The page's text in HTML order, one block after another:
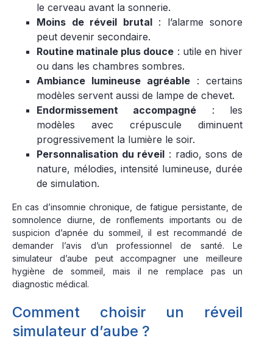
le cerveau avant la sonnerie.
Moins de réveil brutal: l’alarme sonore
peut devenir secondaire.
Routine matinale plus douce : utile en hiver
ou dans les chambres sombres.
Ambiance lumineuse agréable : certains
modèles servent aussi de lampe de chevet.
Endormissement accompagné : les
modèles avec crépuscule diminuent
progressivement la lumière le soir.
Personnalisation du réveil : radio, sons de
nature, mélodies, intensité lumineuse, durée
de simulation.
En cas d’insomnie chronique, de fatigue persistante, de
somnolence diurne, de ronflements importants ou de
suspicion d’apnée du sommeil, il est recommandé de
demander l’avis d’un professionnel de santé. Le
simulateur d’aube peut accompagner une meilleure
hygiène de sommeil, mais il ne remplace pas un
diagnostic médical.
Comment choisir un réveil
simulateur d’aube ?